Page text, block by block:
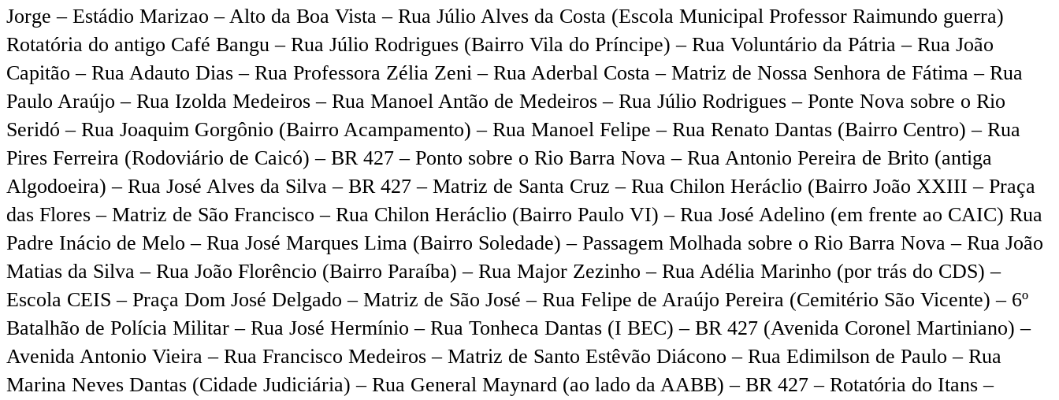
Jorge – Estádio Marizao – Alto da Boa Vista – Rua Júlio Alves da Costa (Escola Municipal Professor Raimundo guerra)
Rotatória do antigo Café Bangu – Rua Júlio Rodrigues (Bairro Vila do Príncipe) – Rua Voluntário da Pátria – Rua João
Capitão – Rua Adauto Dias – Rua Professora Zélia Zeni – Rua Aderbal Costa – Matriz de Nossa Senhora de Fátima – Rua
Paulo Araújo – Rua Izolda Medeiros – Rua Manoel Antão de Medeiros – Rua Júlio Rodrigues – Ponte Nova sobre o Rio
Seridó – Rua Joaquim Gorgônio (Bairro Acampamento) – Rua Manoel Felipe – Rua Renato Dantas (Bairro Centro) – Rua
Pires Ferreira (Rodoviário de Caicó) – BR 427 – Ponto sobre o Rio Barra Nova – Rua Antonio Pereira de Brito (antiga
Algodoeira) – Rua José Alves da Silva – BR 427 – Matriz de Santa Cruz – Rua Chilon Heráclio (Bairro João XXIII – Praça
das Flores – Matriz de São Francisco – Rua Chilon Heráclio (Bairro Paulo VI) – Rua José Adelino (em frente ao CAIC) Rua
Padre Inácio de Melo – Rua José Marques Lima (Bairro Soledade) – Passagem Molhada sobre o Rio Barra Nova – Rua João
Matias da Silva – Rua João Florêncio (Bairro Paraíba) – Rua Major Zezinho – Rua Adélia Marinho (por trás do CDS) –
Escola CEIS – Praça Dom José Delgado – Matriz de São José – Rua Felipe de Araújo Pereira (Cemitério São Vicente) – 6º
Batalhão de Polícia Militar – Rua José Hermínio – Rua Tonheca Dantas (I BEC) – BR 427 (Avenida Coronel Martiniano) –
Avenida Antonio Vieira – Rua Francisco Medeiros – Matriz de Santo Estêvão Diácono – Rua Edimilson de Paulo – Rua
Marina Neves Dantas (Cidade Judiciária) – Rua General Maynard (ao lado da AABB) – BR 427 – Rotatória do Itans –